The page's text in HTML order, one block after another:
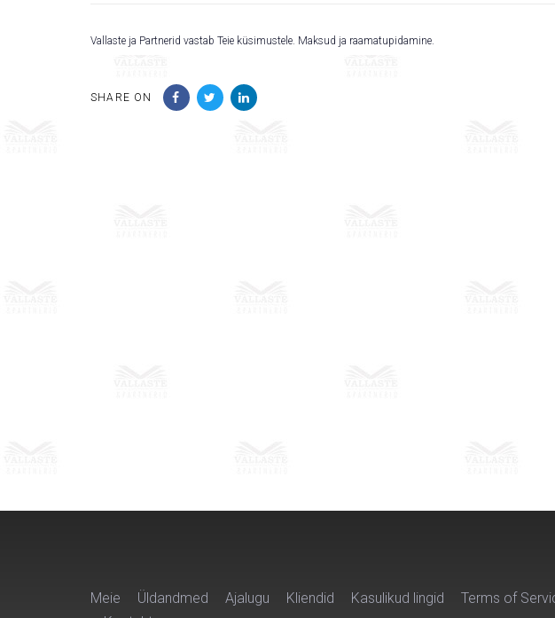
Vallaste ja Partnerid vastab Teie küsimustele. Maksud ja raamatupidamine.
SHARE ON
Meie Üldandmed Ajalugu Kliendid Kasulikud lingid Terms of